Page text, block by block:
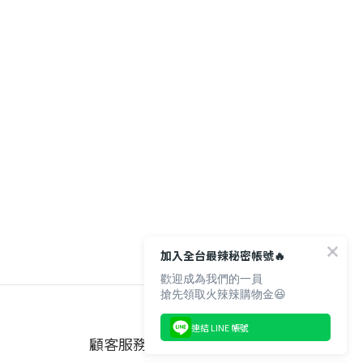
顧客服務
加入全台最辣秘密帳號🔥
歡迎成為我們的一員
搶先領取火辣辣購物金😆
連結 LINE 帳號